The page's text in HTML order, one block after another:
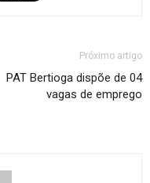
Próximo artigo
PAT Bertioga dispõe de 04
vagas de emprego